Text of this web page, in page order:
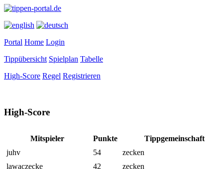
Portal Home Login
Tippübersicht Spielplan Tabelle
High-Score Regel Registrieren
High-Score
Mitspieler Punkte
Tippgemeinschaft
juhv
54
zecken
lawaczecke
42
zecken